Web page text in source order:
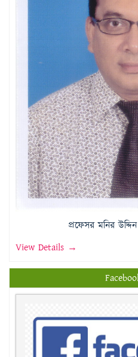
প্রফেসর মনির
View Details →